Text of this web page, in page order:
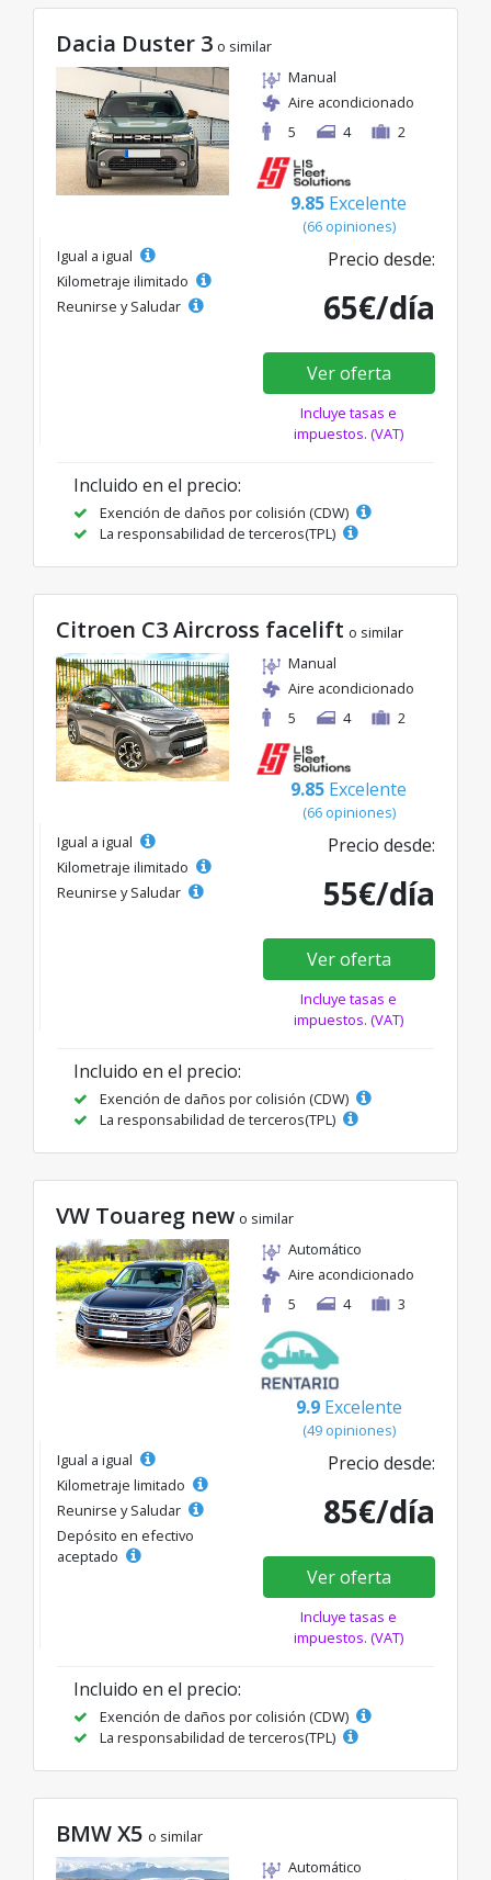
Dacia Duster 3 o similar
Manual
Aire acondicionado
5
4 2
9.85 Excelente
(66 opiniones)
Igual a igual
Kilometraje ilimitado
Reunirse y Saludar
Precio desde:
65€/día
Ver oferta
Incluye tasas e
impuestos. (VAT)
Incluido en el precio:
Exención de daños por colisión (CDW)
La responsabilidad de terceros(TPL)
Citroen C3 Aircross facelift o similar
Manual
Aire acondicionado
5
4 2
9.85 Excelente
(66 opiniones)
Igual a igual
Kilometraje ilimitado
Reunirse y Saludar
Precio desde:
55€/día
Ver oferta
Incluye tasas e
impuestos. (VAT)
Incluido en el precio:
Exención de daños por colisión (CDW)
La responsabilidad de terceros(TPL)
VW Touareg new o similar
Automático
Aire acondicionado
5
4 3
9.9 Excelente
(49 opiniones)
Igual a igual
Kilometraje limitado
Reunirse y Saludar
Depósito en efectivo
aceptado
Precio desde:
85€/día
Ver oferta
Incluye tasas e
impuestos. (VAT)
Incluido en el precio:
Exención de daños por colisión (CDW)
La responsabilidad de terceros(TPL)
BMW X5 o similar
Automático